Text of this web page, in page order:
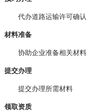
代办道路运输许可确认
材料准备
协助企业准备相关材料
提交办理
提交办理所需材料
领取资质